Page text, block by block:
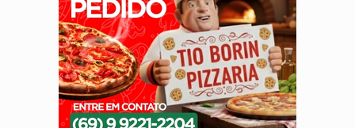
EMPREENDEDORISMO: 7 negócios que podem começar com pouco dinheiro e
GIGANTE DA AMÉRICA:Brasil reúne dimensão continental e posição
INDEPENDÊNCIA:10 dicas importantes para quem quer
VARCENA:Cientistas descobrem nova espécie de rã em florestas